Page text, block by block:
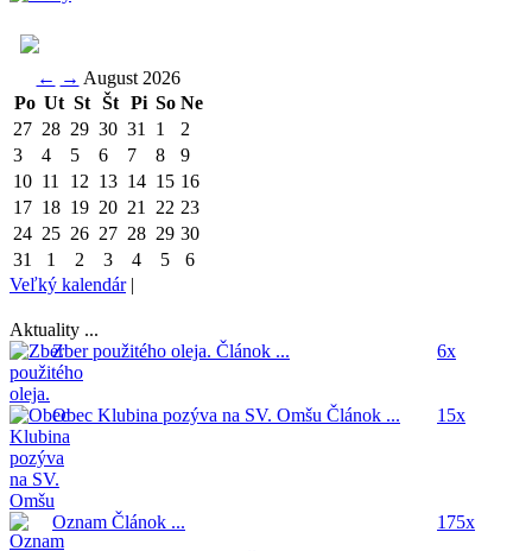
← → August 2026
Po Ut St Št Pi So Ne
27 28 29 30 31 1
2
3
4 5 6 7 8
9
10 11 12 13 14 15 16
17 18 19 20 21 22 23
24 25 26 27 28 29 30
31
1 2 3 4 5
6
Veľký kalendár|
Aktuality ...
Zber použitého oleja. Článok ... 6x
Obec Klubina pozýva na SV. Omšu Článok ... 15x
Oznam Článok ...
175x